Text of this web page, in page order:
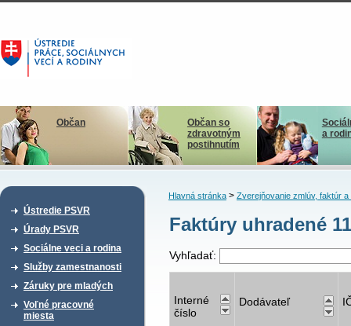
Občan
Občan so
zdravotným
postihnutím
a
Ústredie PSVR
Úrady PSVR
Sociálne veci a rodina
Služby zamestnanosti
Záruky pre mladých
Voľné pracovné
miesta
Hlavná stránka> Zverejňovanie zmlúv, faktúr a
Faktúry uhradené
Vyhľadať:
Interné
číslo
Dodávateľ